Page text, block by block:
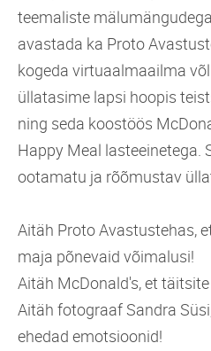
teemaliste
avastada ka Proto
kogeda virtuaalmaailma
üllatasime lapsi hoopis
ning seda koostöös
Happy Meal lasteeinetega.
ootamatu ja rõõmustav
Aitäh Proto Avastustehas,
maja põnevaid võimalusi!
Aitäh McDonald's, et
Aitäh fotograaf Sandra
ehedad emotsioonid!